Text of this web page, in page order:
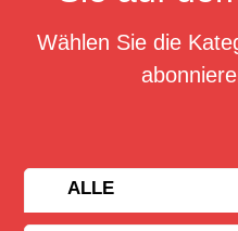
Wählen Sie die
ALLE